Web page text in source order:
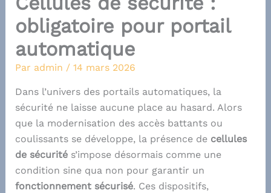
obligatoire pour portail
automatique
Par admin / 14 mars 2026
Dans l’univers des portails automatiques, la
sécurité ne laisse aucune place au hasard. Alors
que la modernisation des accès battants ou
coulissants se développe, la présence de cellules
de sécurités’impose désormais comme une
condition sine qua non pour garantir un
fonctionnement sécurisé. Ces dispositifs,